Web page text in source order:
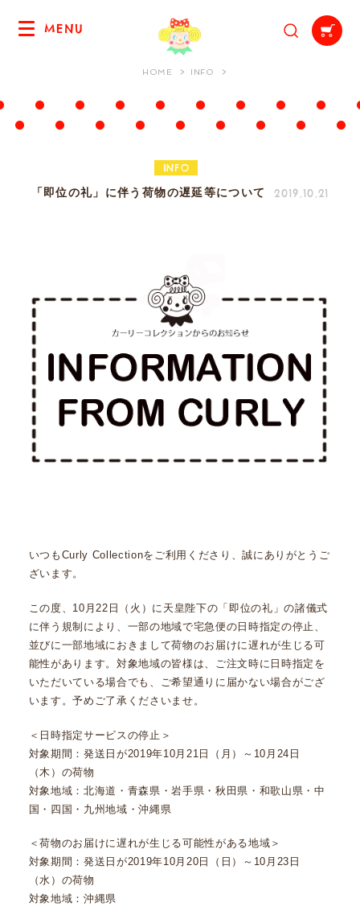
MENU
HOME INFO
INFO
「即位の礼」に伴う荷物の遅延等について 2019.10.21
いつもCurly Collectionをご利用くださり、誠にありがとうご
ざいます。
この度、10月22日（火）に天皇陛下の「即位の礼」の諸儀式
に伴う規制により、一部の地域で宅急便の日時指定の停止、
並びに一部地域におきまして荷物のお届けに遅れが生じる可
能性があります。対象地域の皆様は、ご注文時に日時指定を
いただいている場合でも、ご希望通りに届かない場合がござ
います。予めご了承くださいませ。
＜日時指定サービスの停止＞
対象期間：発送日が2019年10月21日（月）～10月24日
（木）の荷物
対象地域：北海道・青森県・岩手県・秋田県・和歌山県・中
国・四国・九州地域・沖縄県
＜荷物のお届けに遅れが生じる可能性がある地域＞
対象期間：発送日が2019年10月20日（日）～10月23日
（水）の荷物
対象地域：沖縄県